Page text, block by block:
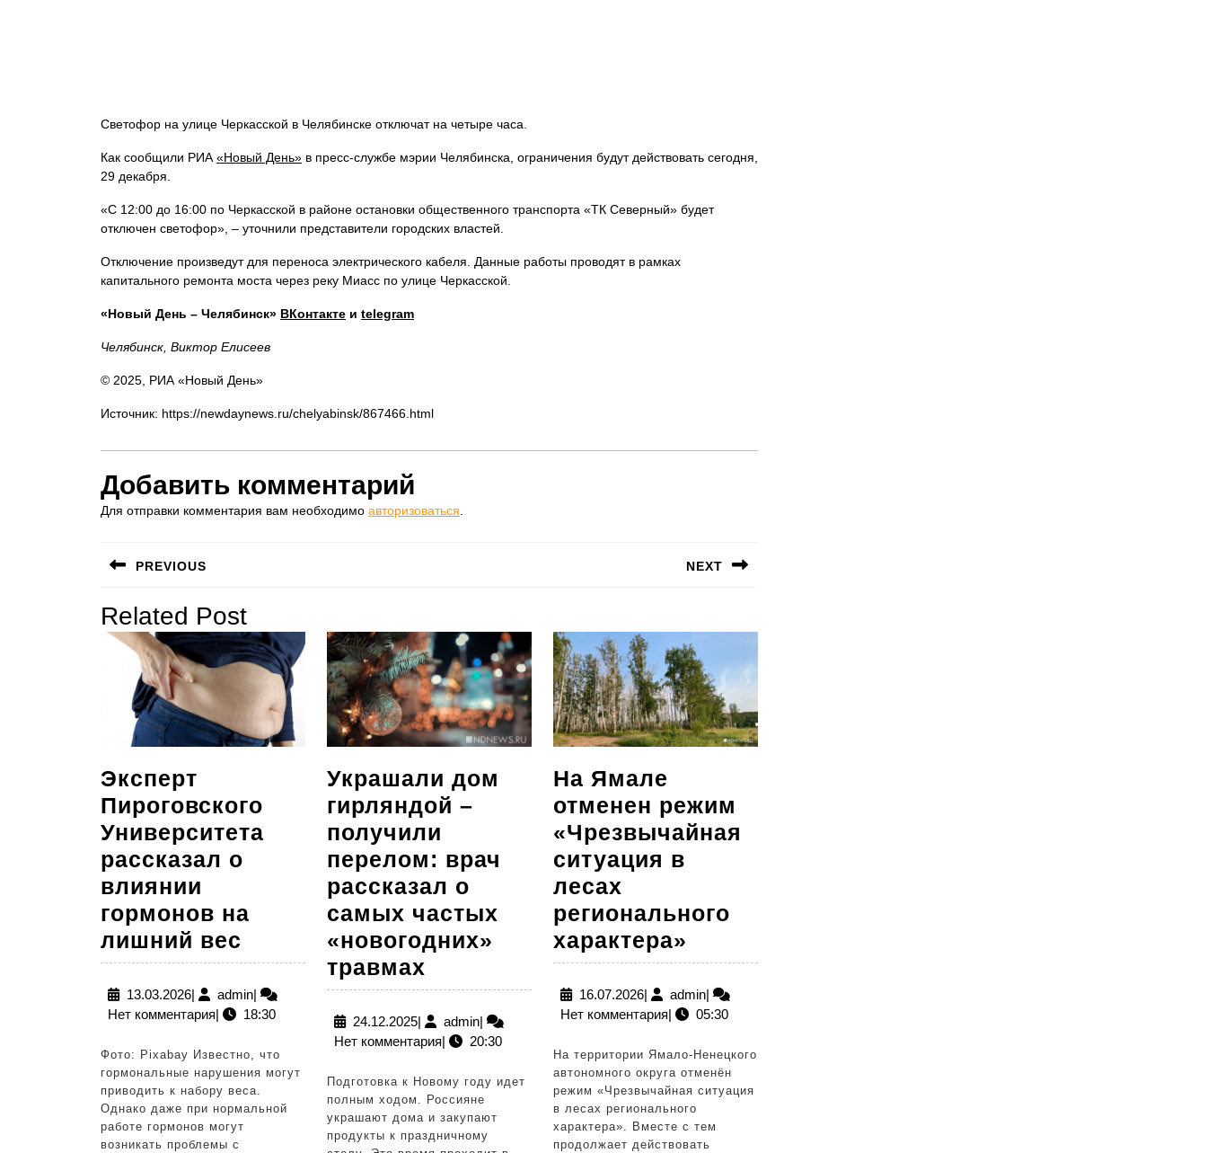
Светофор на улице Черкасской в Челябинске отключат на четыре часа.
Как сообщили РИА«Новый День» в пресс-службе мэрии Челябинска, ограничения будут действовать сегодня,
29 декабря.
«С 12:00 до 16:00 по Черкасской в районе остановки общественного транспорта «ТК Северный» будет
отключен светофор», – уточнили представители городских властей.
Отключение произведут для переноса электрического кабеля. Данные работы проводят в рамках
капитального ремонта моста через реку Миасс по улице Черкасской.
«Новый День – Челябинск» ВКонтакте и telegram
Челябинск, Виктор Елисеев
© 2025, РИА «Новый День»
Источник: https://newdaynews.ru/chelyabinsk/867466.html
Добавить комментарий
Для отправки комментария вам необходимо авторизоваться.
Навигация
записям
PREVIOUS
запись:
NEXT
Related Post
Эксперт
Пироговского
Университета
рассказал о
влиянии
гормонов на
лишний вес Эксперт
Пироговского
Университета
рассказал
о
влиянии
гормонов
на
13.03.202613.03.2026
| adminadmin
|
Нет комментария| 18:30
Фото: Pixabay Известно, что
гормональные нарушения могут
приводить к набору веса.
Однако даже при нормальной
работе гормонов могут
возникать проблемы с
Украшали дом
гирляндой –
получили
перелом: врач
рассказал о
самых частых
«новогодних»
травмах
дом
гирляндой
–
получили
перелом:
врач
24.12.202524.12.2025
| adminadmin
|
Нет комментария| 20:30
Подготовка к Новому году идет
полным ходом. Россияне
украшают дома и закупают
продукты к праздничному
На Ямале
отменен режим
«Чрезвычайная
ситуация в
лесах
регионального
характера»
Ямале
отменен
режим
«Чрезвычайная
ситуация
в
лесах
16.07.202616.07.2026
| adminadmin
|
Нет комментария| 05:30
На территории Ямало-Ненецкого
автономного округа отменён
режим «Чрезвычайная ситуация
в лесах регионального
характера». Вместе с тем
продолжает действовать